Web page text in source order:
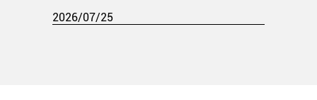
2026/07/25